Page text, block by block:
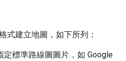
式建立地圖，如下所列：
定標準路線圖圖片，如 Google